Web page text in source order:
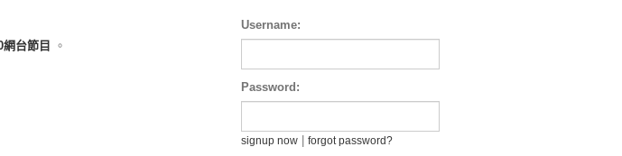
網台節目 。
Username:
Password:
signup now forgot password?